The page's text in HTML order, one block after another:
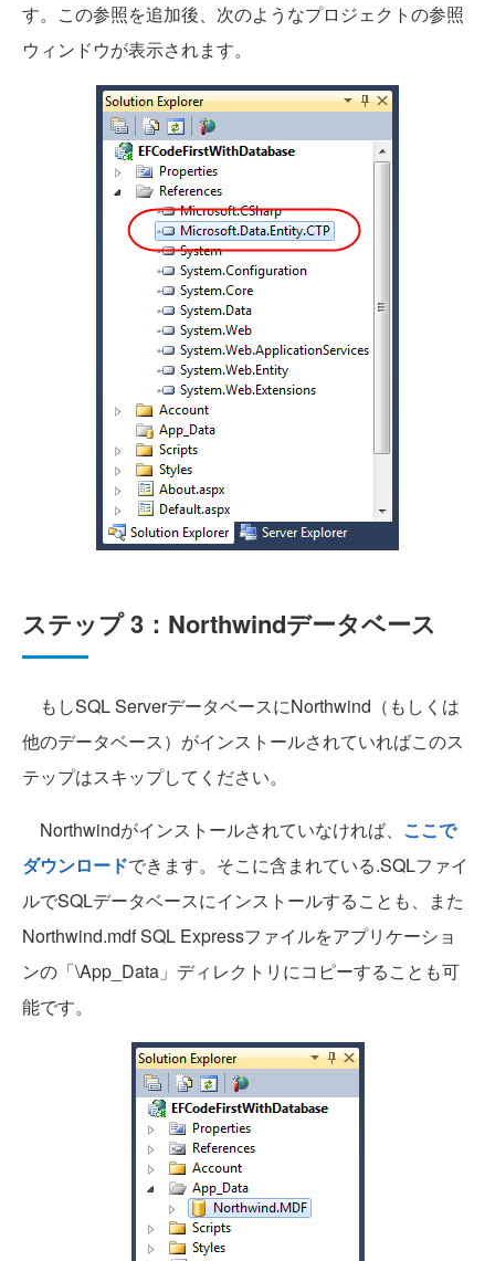
す。この参照を追加後、次のようなプロジェクトの参照
ウィンドウが表示されます。
ステップ 3：Northwindデータベース
もしSQL ServerデータベースにNorthwind（もしくは
他のデータベース）がインストールされていればこのス
テップはスキップしてください。
Northwindがインストールされていなければ、 ここで
ダウンロードできます。そこに含まれている.SQLファイ
ルでSQLデータベースにインストールすることも、また
Northwind.mdf SQL Expressファイルをアプリケーショ
ンの「\App_Data」ディレクトリにコピーすることも可
能です。